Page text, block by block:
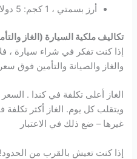
أرز بسمتي ، 1 كجم: 5 دولارات
تكاليف ملكية السيارة (الغاز
إذا كنت تفكر في شراء سيارة ،
والغاز والصيانة والتأمين فوق
الغاز أعلى تكلفة في كندا . السعر
ويتقلب كل يوم. الغاز أكثر
غيرها – ضع ذلك في الاعتبار